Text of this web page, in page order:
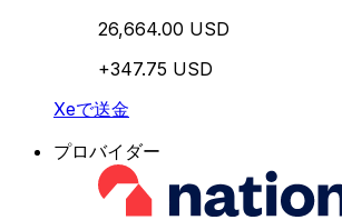
26,664.00 USD
+347.75 USD
Xeで送金
プロバイダー